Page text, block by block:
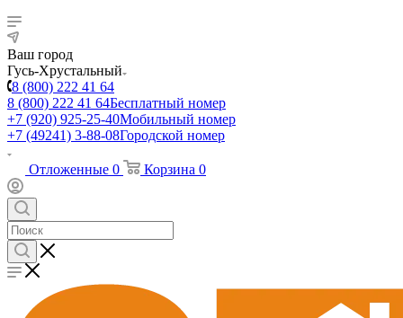
Ваш город
Гусь-Хрустальный
8 (800) 222 41 64
8 (800) 222 41 64Бесплатный номер
+7 (920) 925-25-40Мобильный номер
+7 (49241) 3-88-08Городской номер
Отложенные 0 Корзина 0